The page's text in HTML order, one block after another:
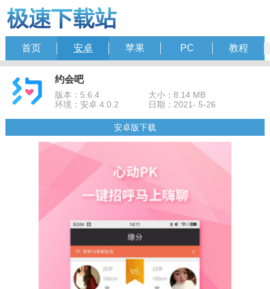
首页 安卓 苹果 PC 教程
约会吧
版本：5.6.4
大小：8.14 MB
环境：安卓 4.0.2
日期：2021- 5-26
安卓版下载